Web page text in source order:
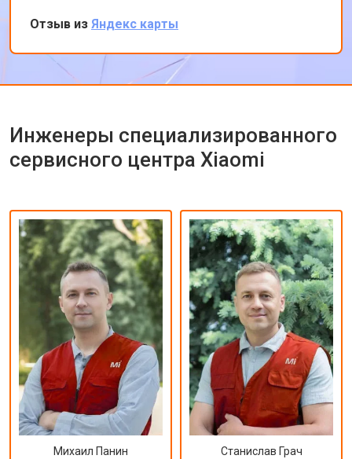
вечеру ноутбук был готов-очень быстро.
Впечатлен оперативностью и качеством
ремонта.
Отзыв из Яндекс карты
Инженеры специализированного
сервисного центра Xiaomi
Михаил Панин Станислав Грач